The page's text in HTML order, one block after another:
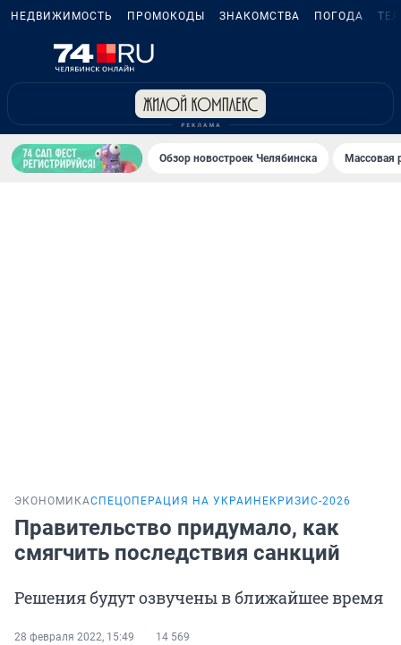
НЕДВИЖИМОСТЬ ПРОМОКОДЫ ЗНАКОМСТВА ПОГОДА
Обзор новостроек Челябинска Массовая
ЭКОНОМИКАСПЕЦОПЕРАЦИЯ НА УКРАИНЕ КРИЗИС-2026
Правительство придумало, как
смягчить последствия санкций
Решения будут озвучены в ближайшее время
28 февраля 2022, 15:49 14 569